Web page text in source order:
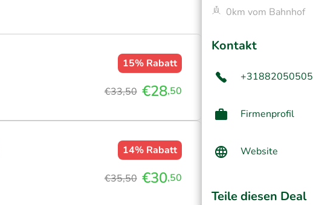
15% Rabatt
€33,50 €28,50
14% Rabatt
€35,50 €30,50
0km vom Bahnhof
Kontakt
+31882050505
Firmenprofil
Website
Teile diesen Deal